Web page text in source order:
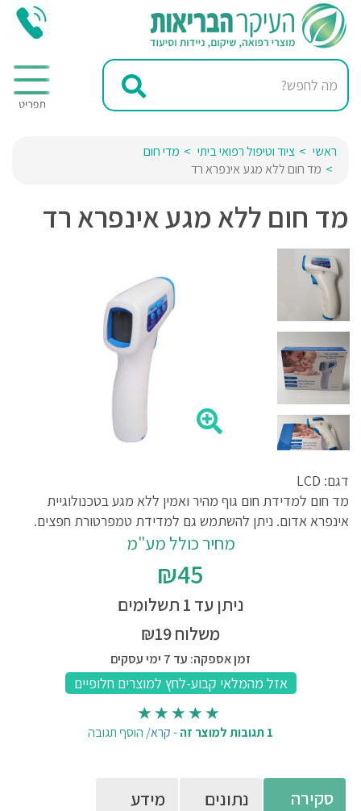
ראשי ציוד וטיפול רפואי ביתי
מדי חום
מד חום ללא מגע אינפרא רד
מד חום ללא מגע אינפרא רד
דגם: LCD
מד חום למדידת חום גוף מהיר ואמין ללא מגע בטכנולוגיית
אינפרא אדום. ניתן להשתמש גם למדידת טמפרטורת חפצים.
מחיר כולל מע"מ
₪45
ניתן עד 1 תשלומים
משלוח ₪19
זמן אספקה: עד 7 ימי עסקים
1 תגובות למוצר זה -קרא/ הוסף תגובה
סקירה
נתונים
מידע